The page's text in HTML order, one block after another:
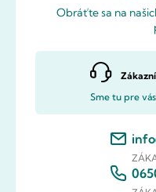
Obráťte sa na
Sme tu pre